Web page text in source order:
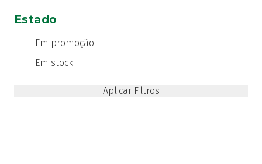
Estado
Em promoção
Em stock